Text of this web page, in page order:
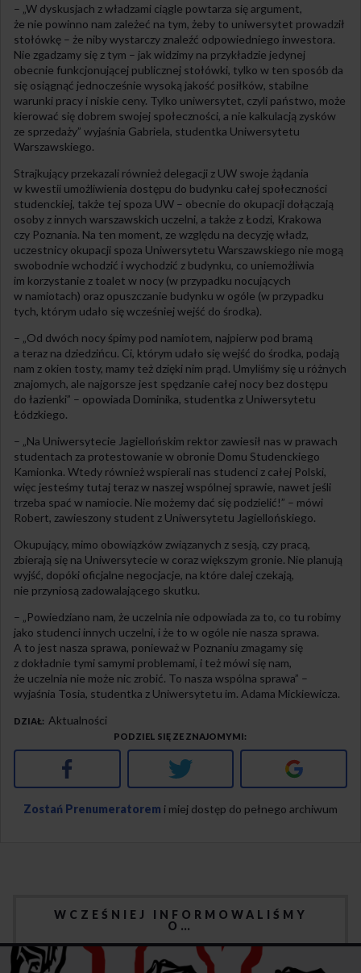
– „W dyskusjach z władzami ciągle powtarza się argument,
że nie powinno nam zależeć na tym, żeby to uniwersytet prowadził
stołówkę – że niby wystarczy znaleźć odpowiedniego inwestora.
Nie zgadzamy się z tym – jak widzimy na przykładzie jedynej
obecnie funkcjonującej publicznej stołówki, tylko w ten sposób da
się osiągnąć jednocześnie wysoką jakość posiłków, stabilne
warunki pracy i niskie ceny. Tylko uniwersytet, czyli państwo, może
kierować się dobrem swojej społeczności, a nie kalkulacją zysków
ze sprzedaży” wyjaśnia Gabriela, studentka Uniwersytetu
Warszawskiego.
Strajkujący przekazali również delegacji z UW swoje żądania
w kwestii umożliwienia dostępu do budynku całej społeczności
studenckiej, także tej spoza UW – obecnie do okupacji dołączają
osoby z innych warszawskich uczelni, a także z Łodzi, Krakowa
czy Poznania. Na ten moment, ze względu na decyzję władz,
uczestnicy okupacji spoza Uniwersytetu Warszawskiego nie mogą
swobodnie wchodzić i wychodzić z budynku, co uniemożliwia
im korzystanie z toalet w nocy (w przypadku nocujących
w namiotach) oraz opuszczanie budynku w ogóle (w przypadku
tych, którym udało się wcześniej wejść do środka).
– „Od dwóch nocy śpimy pod namiotem, najpierw pod bramą
a teraz na dziedzińcu. Ci, którym udało się wejść do środka, podają
nam z okien tosty, mamy też dzięki nim prąd. Umyliśmy się u różnych
znajomych, ale najgorsze jest spędzanie całej nocy bez dostępu
do łazienki” – opowiada Dominika, studentka z Uniwersytetu
Łódzkiego.
– „Na Uniwersytecie Jagiellońskim rektor zawiesił nas w prawach
studentach za protestowanie w obronie Domu Studenckiego
Kamionka. Wtedy również wspierali nas studenci z całej Polski,
więc jesteśmy tutaj teraz w naszej wspólnej sprawie, nawet jeśli
trzeba spać w namiocie. Nie możemy dać się podzielić!” – mówi
Robert, zawieszony student z Uniwersytetu Jagiellońskiego.
Okupujący, mimo obowiązków związanych z sesją, czy pracą,
zbierają się na Uniwersytecie w coraz większym gronie. Nie planują
wyjść, dopóki oficjalne negocjacje, na które dalej czekają,
nie przyniosą zadowalającego skutku.
– „Powiedziano nam, że uczelnia nie odpowiada za to, co tu robimy
jako studenci innych uczelni, i że to w ogóle nie nasza sprawa.
A to jest nasza sprawa, ponieważ w Poznaniu zmagamy się
z dokładnie tymi samymi problemami, i też mówi się nam,
że uczelnia nie może nic zrobić. To nasza wspólna sprawa” –
wyjaśnia Tosia, studentka z Uniwersytetu im. Adama Mickiewicza.
DZIAŁ Aktualności
PODZIEL SIĘ ZE ZNAJOMYMI
Facebook Twitter Google+
Zostań Prenumeratorem i miej dostęp do pełnego archiwum
WCZEŚNIEJ INFORMOWALIŚMY
O…